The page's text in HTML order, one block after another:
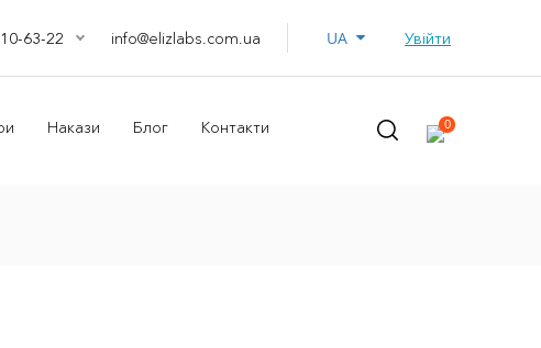
63-22 info@elizlabs.com.ua Увійти
Накази Блог Контакти 0